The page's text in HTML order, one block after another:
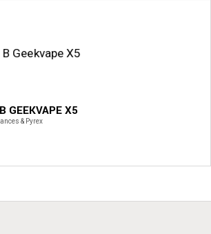
GEEKVAPE X5
& Pyrex